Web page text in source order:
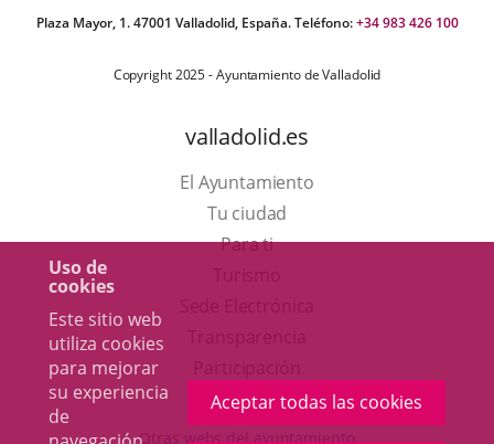
Uso de
cookies
Este sitio web
utiliza cookies
para mejorar
su experiencia
de
Aceptar todas las cookies
Plaza Mayor, 1. 47001 Valladolid, España. Teléfono:+34 983 426 100
Copyright 2025 - Ayuntamiento de Valladolid
valladolid.es
El Ayuntamiento
Tu ciudad
Para ti
en
una
aplicación
externa.
Otras webs del ayuntamiento